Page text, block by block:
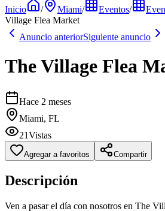
Inicio / Miami/ Eventos/
Village Flea Market
Anuncio anteriorSiguiente anuncio
The Village Flea
Hace 2 meses
Miami, FL
21Vistas
Agregar a favoritos Compartir
Descripción
Ven a pasar el día con nosotros en The